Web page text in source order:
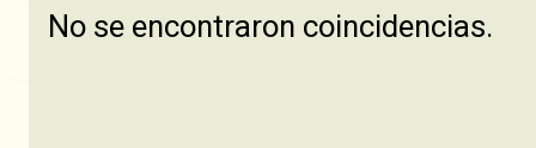
No se encontraron coincidencias.